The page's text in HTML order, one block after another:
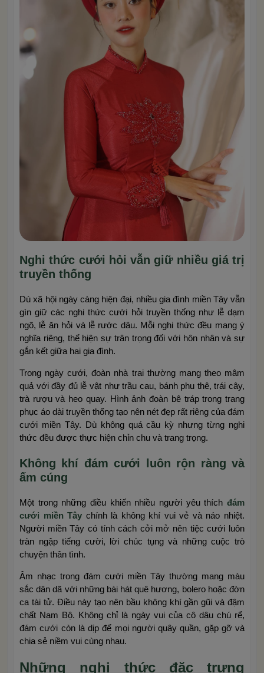
Nghi thức cưới hỏi vẫn giữ nhiều giá trị
truyền thống
Dù xã hội ngày càng hiện đại, nhiều gia đình miền Tây vẫn
gìn giữ các nghi thức cưới hỏi truyền thống như lễ dạm
ngõ, lễ ăn hỏi và lễ rước dâu. Mỗi nghi thức đều mang ý
nghĩa riêng, thể hiện sự trân trọng đối với hôn nhân và sự
gắn kết giữa hai gia đình.
Trong ngày cưới, đoàn nhà trai thường mang theo mâm
quả với đầy đủ lễ vật như trầu cau, bánh phu thê, trái cây,
trà rượu và heo quay. Hình ảnh đoàn bê tráp trong trang
phục áo dài truyền thống tạo nên nét đẹp rất riêng của đám
cưới miền Tây. Dù không quá cầu kỳ nhưng từng nghi
thức đều được thực hiện chỉn chu và trang trọng.
Không khí đám cưới luôn rộn ràng và
ấm cúng
Một trong những điều khiến nhiều người yêu thích đám
cưới miền Tây chính là không khí vui vẻ và náo nhiệt.
Người miền Tây có tính cách cởi mở nên tiệc cưới luôn
tràn ngập tiếng cười, lời chúc tụng và những cuộc trò
chuyện thân tình.
Âm nhạc trong đám cưới miền Tây thường mang màu
sắc dân dã với những bài hát quê hương, bolero hoặc đờn
ca tài tử. Điều này tạo nên bầu không khí gần gũi và đậm
chất Nam Bộ. Không chỉ là ngày vui của cô dâu chú rể,
đám cưới còn là dịp để mọi người quây quần, gặp gỡ và
chia sẻ niềm vui cùng nhau.
Những nghi thức đặc trưng